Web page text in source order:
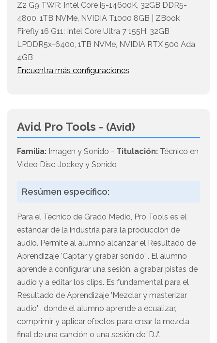
Z2 G9 TWR: Intel Core i5-14600K, 32GB DDR5-
4800, 1TB NVMe, NVIDIA T1000 8GB | ZBook
Firefly 16 G11: Intel Core Ultra 7 155H, 32GB
LPDDR5x-6400, 1TB NVMe, NVIDIA RTX 500 Ada
4GB
Encuentra más configuraciones
Avid Pro Tools - (Avid)
Familia: Imagen y Sonido - Titulación: Técnico en
Video Disc-Jockey y Sonido
Resúmen específico:
Para el Técnico de Grado Medio, Pro Tools es el
estándar de la industria para la producción de
audio. Permite al alumno alcanzar el Resultado de
Aprendizaje 'Captar y grabar sonido' . El alumno
aprende a configurar una sesión, a grabar pistas de
audio y a editar los clips. Es fundamental para el
Resultado de Aprendizaje 'Mezclar y masterizar
audio' , donde el alumno aprende a ecualizar,
comprimir y aplicar efectos para crear la mezcla
final de una canción o una sesión de 'DJ'.